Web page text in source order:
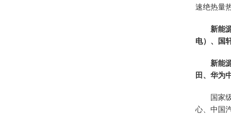
速绝热量
新能
电）、国
新能源
田、华为
国家级
心、中国